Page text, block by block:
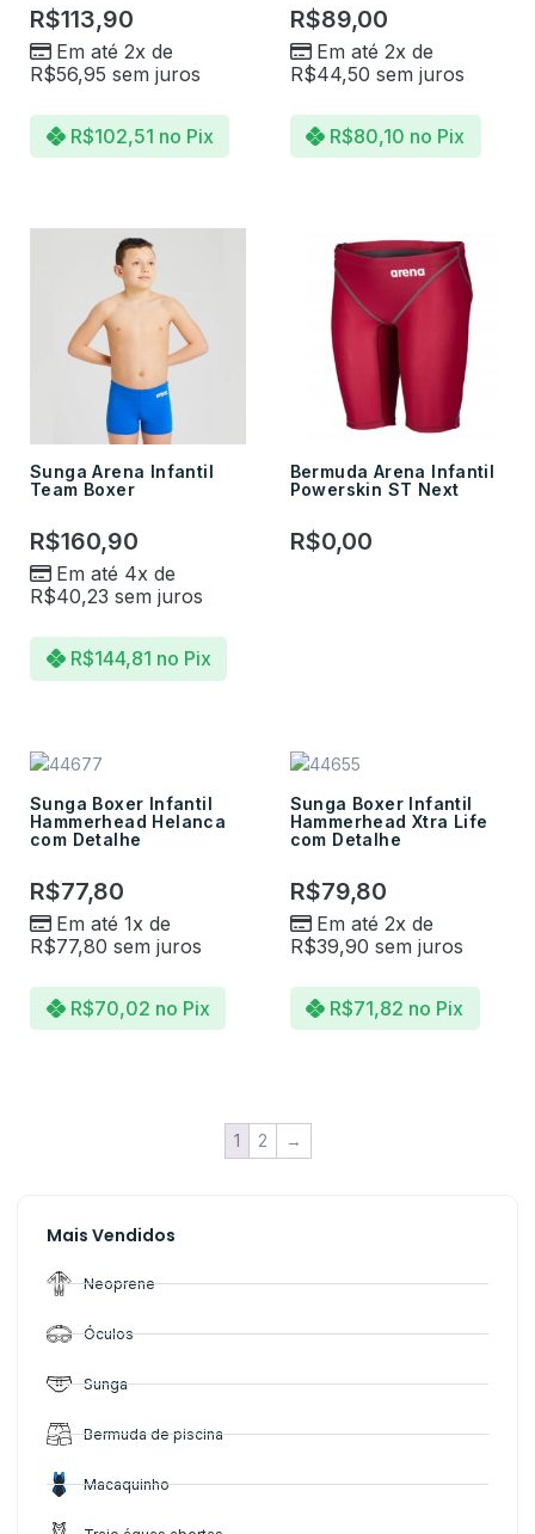
Mais Vendidos
Neoprene
Óculos
Sunga
Bermuda de piscina
Macaquinho
R$113,90
Em até 2x de
R$56,95 sem juros
R$102,51 no Pix
R$89,00
Em até 2x de
R$44,50 sem juros
R$80,10 no Pix
Sunga Arena Infantil
Team Boxer
R$160,90
Em até 4x de
R$40,23 sem juros
R$144,81 no Pix
Bermuda Arena Infantil
Powerskin ST Next
R$0,00
Sunga Boxer Infantil
Hammerhead Helanca
com Detalhe
R$77,80
Em até 1x de
R$77,80 sem juros
R$70,02 no Pix
Sunga Boxer Infantil
Hammerhead Xtra Life
com Detalhe
R$79,80
Em até 2x de
R$39,90 sem juros
R$71,82 no Pix
1 2 →